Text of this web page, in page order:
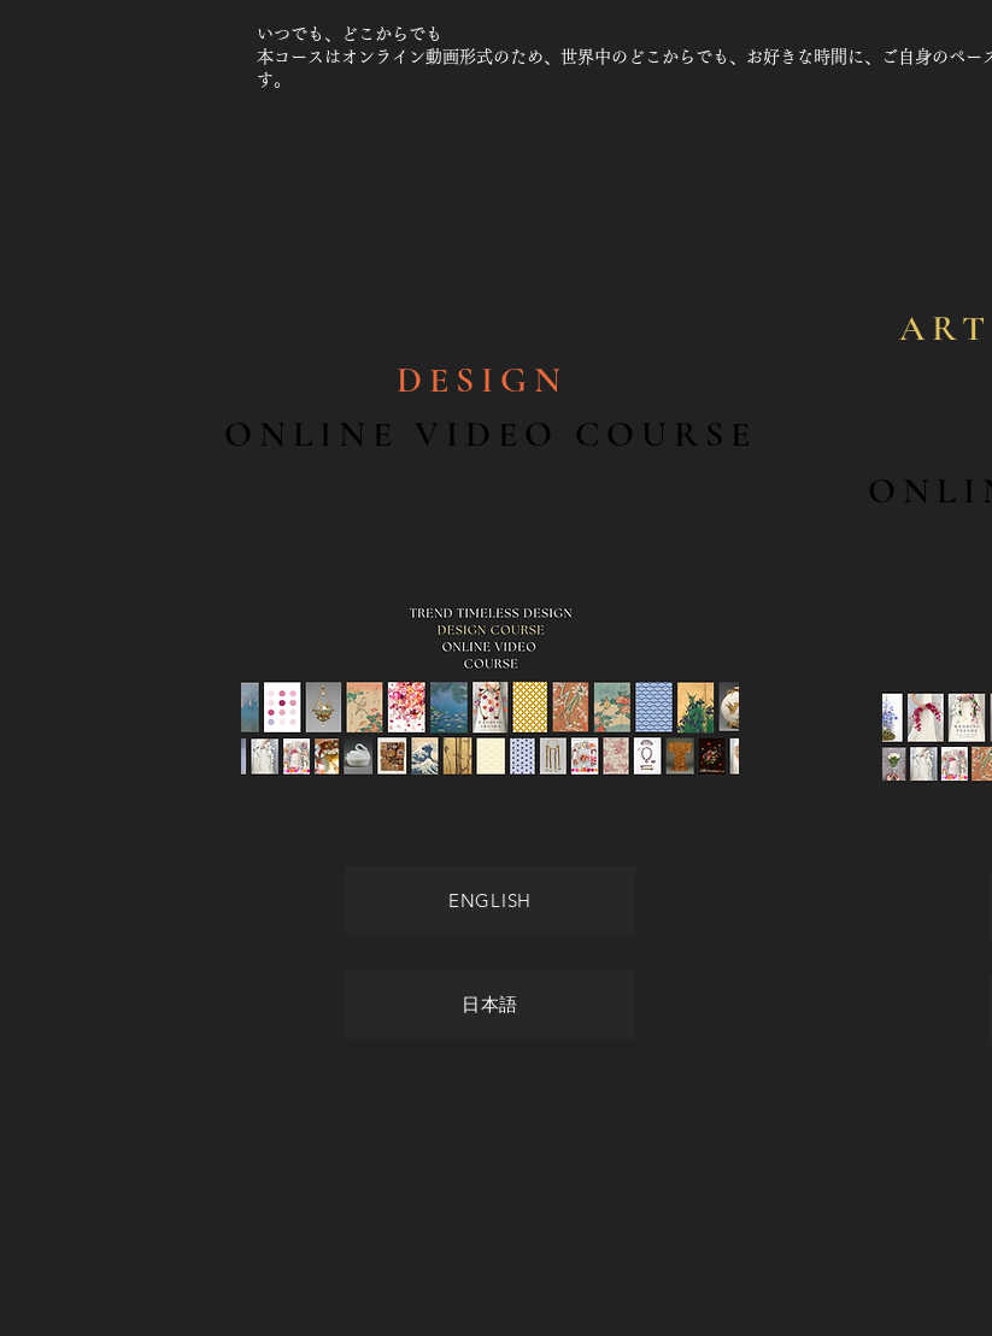
いつでも、どこからでも
本コースはオンライン動画形式のため、世界中のどこからでも、お好きな時間に、ご自身のペ
す。
DESIGN
ONLINE VIDEO COURSE
ENGLISH
日本語